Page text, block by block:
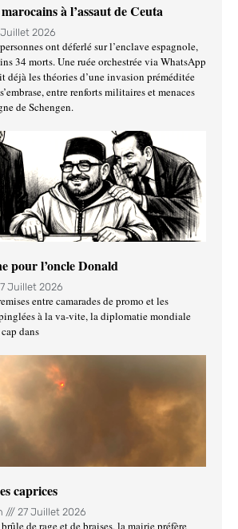
à l’assaut de Ceuta
Juillet 2026
ont déferlé sur l’enclave espagnole,
34 morts. Une ruée orchestrée via WhatsApp
les théories d’une invasion préméditée
entre renforts militaires et menaces
de Schengen.
pour l’oncle Donald
Juillet 2026
entre camarades de promo et les
à la va-vite, la diplomatie mondiale
dans
caprices
27 Juillet 2026
de rage et de braises, la mairie préfère